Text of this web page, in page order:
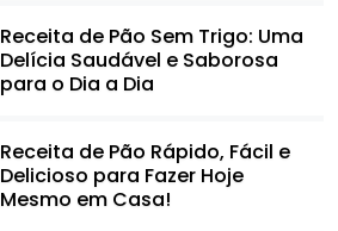
Receita de Pão Sem Trigo: Uma
Delícia Saudável e Saborosa
para o Dia a Dia
Receita de Pão Rápido, Fácil e
Delicioso para Fazer Hoje
Mesmo em Casa!